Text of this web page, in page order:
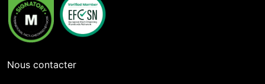
Nous contacter